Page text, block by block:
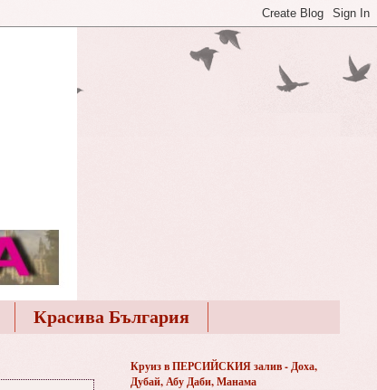
Красива България
Круиз в ПЕРСИЙСКИЯ залив - Доха,
Дубай, Абу Даби, Манама